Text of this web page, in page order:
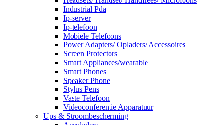
Industrial Pda
Ip-server
Ip-telefoon
Mobiele Telefoons
Power Adapters/ Opladers/ Accessoires
Screen Protectors
Smart Appliances/wearable
Smart Phones
Speaker Phone
Stylus Pens
Vaste Telefoon
Videoconferentie Apparatuur
Ups & Stroombescherming